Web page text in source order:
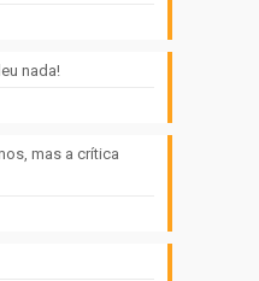
nada!
mas a crítica